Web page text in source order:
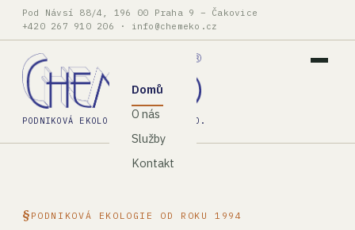
Pod Návsí 88/4, 196 00 Praha 9 – Čakovice
+420 267 910 206 · info@chemeko.cz
PODNIKOVÁ EKOLOGIE, SPOL. S R.O.
Domů
O nás
Služby
Kontakt
PODNIKOVÁ EKOLOGIE OD ROKU 1994